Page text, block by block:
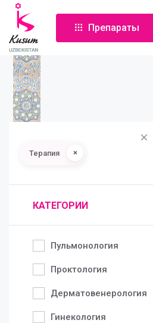
Препараты
Терапия ×
КАТЕГОРИИ
Пульмонология
Проктология
Дерматовенерология
Гинекология